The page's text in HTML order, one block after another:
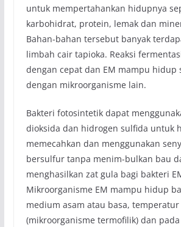
untuk mempertahankan hidupnya
karbohidrat, protein, lemak dan
Bahan-bahan tersebut banyak
limbah cair tapioka. Reaksi
dengan cepat dan EM mampu hidup
dengan mikroorganisme lain.
Bakteri fotosintetik dapat
dioksida dan hidrogen sulfida untuk
memecahkan dan menggunakan
bersulfur tanpa menim-bulkan bau
menghasilkan zat gula bagi bakteri
Mikroorganisme EM mampu hidup
medium asam atau basa, temperatur
(mikroorganisme termofilik) dan